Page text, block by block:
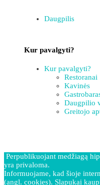
Daugpilis
Kur pavalgyti?
Kur pavalgyti?
Restoranai
Kavinės
Daugpilio
Greitojo
Perpublikuojant medžiagą
yra privaloma.
Informuojame, kad šioje
(angl. cookies). Slapukai